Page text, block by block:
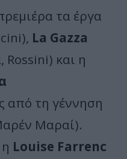
τα έργα
La Gazza
Rossini) και η
από τη γέννηση
Μαραί).
Louise Farrenc